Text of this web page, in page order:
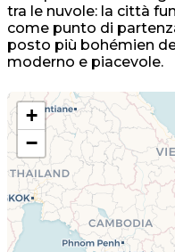
tra le nuvole: la città
come punto di
posto più bohémien
moderno e piacevole.
+
−